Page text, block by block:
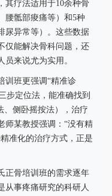
其疗法适用于10余种骨
腰骶部痠痛等）和5种
尿异常等）。这些数据
仅能解决骨科问题，还
来说尤为实用。
训班更强调“精准诊
步定位法，能准确找到
、侧卧摇按法），治疗
师某教授强调：“没有精
准化的治疗方式，正是
正骨培训班的需求逐年
从事疼痛研究的科研人